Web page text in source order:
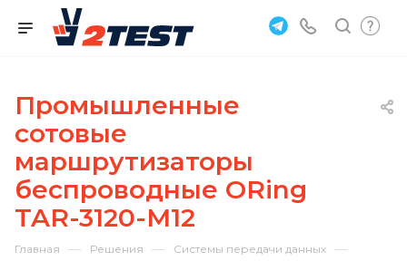
Промышленные
сотовые
маршрутизаторы
беспроводные ORing
TAR-3120-M12
Главная — Решения — Системы передачи данных —